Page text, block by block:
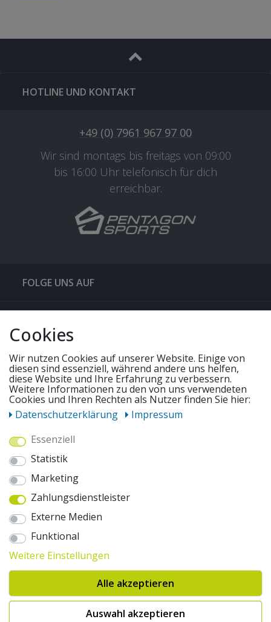
HOTLINE UND KONTAKT
+49 (0) 7961 967 97 00
Wir sind montags bis freitags von 09:00
bis 16:00 Uhr telefonisch für dich
erreichbar.
FOLGE UNS AUF
SERVICE
UNSERE ANGEBOTE
ZAHLUNGSWEISEN
WIR VERSENDEN MIT
AUSZEICHNUNGEN & SICHERHEIT
© 2026 pentagonsports.de
Pentagon Sports GmbH & Co. KG
Daten­schutz­erklärung
Widerrufs­recht AGB
Impressum
Hinweise zur Batterieentsorgung
Cookie-Einstellungen ändern
Erklärung zur Barrierefreiheit
* Alle Preise inkl. gesetzlicher Mehrwertsteuer zuzüglich Versandkosten. Die
Cookies
Wir nutzen Cookies auf unserer Website. Einige von
diesen sind essenziell, während andere uns helfen,
diese Website und Ihre Erfahrung zu verbessern.
Weitere Informationen zu den von uns verwendeten
Cookies und Ihren Rechten als Nutzer finden Sie hier:
Daten­schutz­erklärung
Impressum
Essenziell
Statistik
Marketing
Zahlungsdienstleister
Externe Medien
Funktional
Weitere Einstellungen
Alle akzeptieren
Auswahl akzeptieren